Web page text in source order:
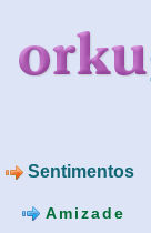
Sentimentos
Amizade